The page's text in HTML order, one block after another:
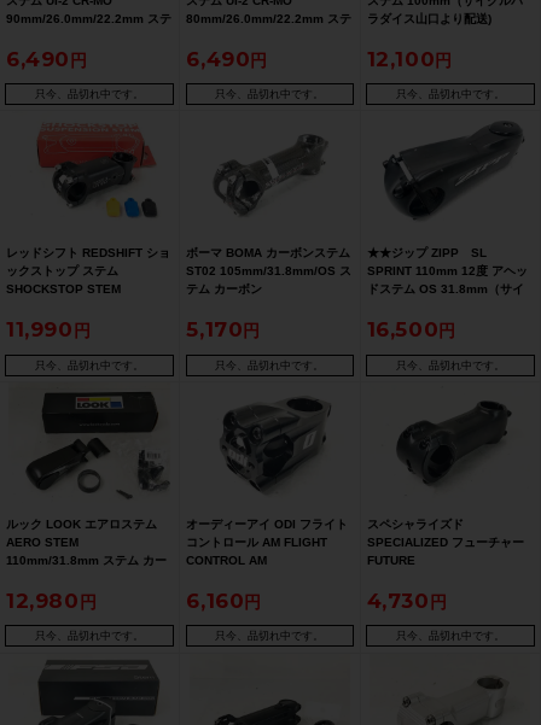
90mm/26.0mm/22.2mm ステ
6,490
只今、品切れ中です。
80mm/26.0mm/22.2mm ステ
6,490
只今、品切れ中です。
ラダイス山口より配送)
12,100
只今、品切れ中です。
レッドシフト REDSHIFT ショ
ックストップ ステム
SHOCKSTOP STEM
11,990
只今、品切れ中です。
ボーマ BOMA カーボンステム
ST02 105mm/31.8mm/OS ス
テム カーボン
5,170
只今、品切れ中です。
★★ジップ ZIPP SL
SPRINT 110mm 12度 アヘッ
ドステム OS 31.8mm（サイ
16,500
只今、品切れ中です。
ルック LOOK エアロステム
AERO STEM
110mm/31.8mm ステム カー
12,980
只今、品切れ中です。
オーディーアイ ODI フライト
コントロール AM FLIGHT
CONTROL AM
6,160
只今、品切れ中です。
スペシャライズド
SPECIALIZED フューチャー
FUTURE
4,730
只今、品切れ中です。